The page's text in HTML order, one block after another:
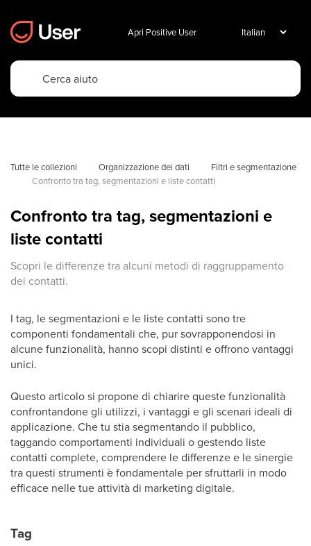
Apri Positive User
Tutte le collezioni Organizzazione dei dati
Filtri e segmentazione
Confronto tra tag, segmentazioni e liste contatti
Confronto tra tag, segmentazioni e
liste contatti
Scopri le differenze tra alcuni metodi di raggruppamento
dei contatti.
I tag, le segmentazioni e le liste contatti sono tre
componenti fondamentali che, pur sovrapponendosi in
alcune funzionalità, hanno scopi distinti e offrono vantaggi
unici.
Questo articolo si propone di chiarire queste funzionalità
confrontandone gli utilizzi, i vantaggi e gli scenari ideali di
applicazione. Che tu stia segmentando il pubblico,
taggando comportamenti individuali o gestendo liste
contatti complete, comprendere le differenze e le sinergie
tra questi strumenti è fondamentale per sfruttarli in modo
efficace nelle tue attività di marketing digitale.
Tag